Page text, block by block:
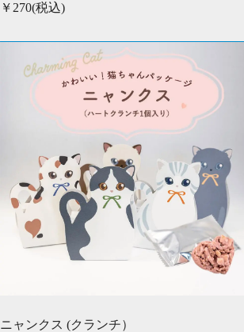
￥270(税込)
ニャンクス (クランチ）